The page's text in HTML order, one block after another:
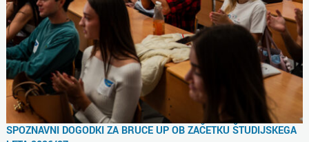
SPOZNAVNI DOGODKI ZA BRUCE UP OB ZAČETKU ŠTUDIJSKEGA